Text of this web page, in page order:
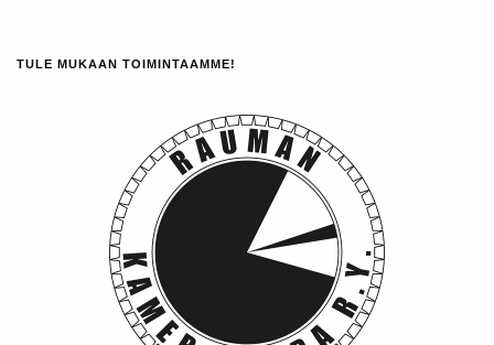
TULE MUKAAN TOIMINTAAMME!